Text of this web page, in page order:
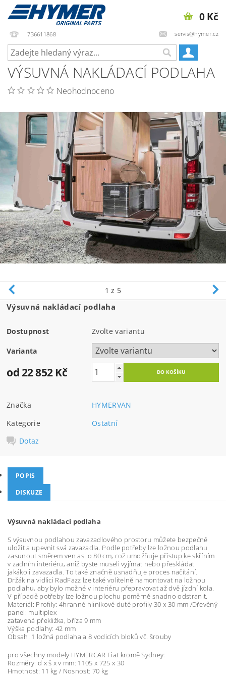
736611868 servis@hymer.cz
0 Kč
VÝSUVNÁ NAKLÁDACÍ PODLAHA
Neohodnoceno
1 z 5
Výsuvná nakládací podlaha
Dostupnost Zvolte variantu
Varianta
od 22 852 Kč
Značka
HYMERVAN
Kategorie
Ostatní
Dotaz
POPIS
DISKUZE
Výsuvná nakládací podlaha
S výsuvnou podlahou zavazadlového prostoru můžete bezpečně
uložit a upevnit svá zavazadla. Podle potřeby lze ložnou podlahu
zasunout směrem ven asi o 80 cm, což umožňuje přístup ke skříním
v zadním interiéru, aniž byste museli vyjímat nebo přeskládat
jakákoli zavazadla. To také značně usnadňuje proces načítání.
Držák na vidlici RadFazz lze také volitelně namontovat na ložnou
podlahu, aby bylo možné v interiéru přepravovat až dvě jízdní kola.
V případě potřeby lze ložnou plochu poměrně snadno odstranit.
Materiál: Profily: 4hranné hliníkové duté profily 30 x 30 mm /Dřevěný
panel: multiplex
zatavená překližka, bříza 9 mm
Výška podlahy: 42 mm
Obsah: 1 ložná podlaha a 8 vodicích bloků vč. šrouby
pro všechny modely HYMERCAR Fiat kromě Sydney:
Rozměry: d x š x v mm: 1105 x 725 x 30
Hmotnost: 11 kg / Nosnost: 70 kg